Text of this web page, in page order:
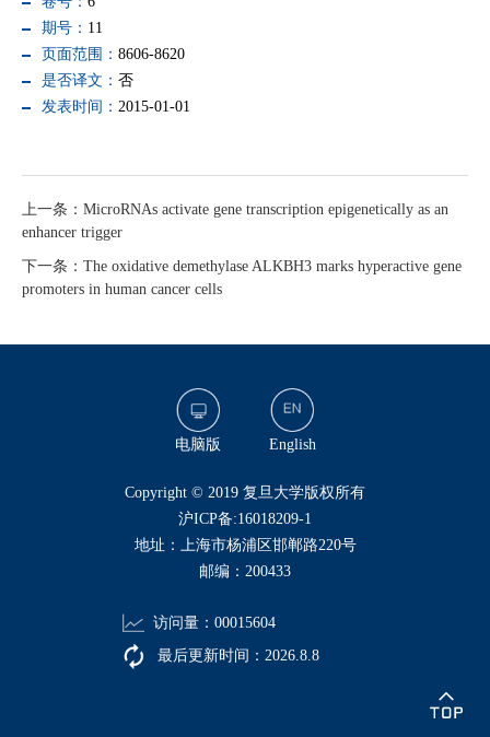
期号： 11
页面范围： 8606-8620
是否译文： 否
发表时间： 2015-01-01
上一条：MicroRNAs activate gene transcription epigenetically as an
enhancer trigger
下一条：The oxidative demethylase ALKBH3 marks hyperactive gene
promoters in human cancer cells
电脑版 English
​Copyright © 2019 复旦大学版权所有
沪ICP备:16018209-1
地址：上海市杨浦区邯郸路220号
邮编：200433
访问量： 00015604
最后更新时间： 2026 8 8